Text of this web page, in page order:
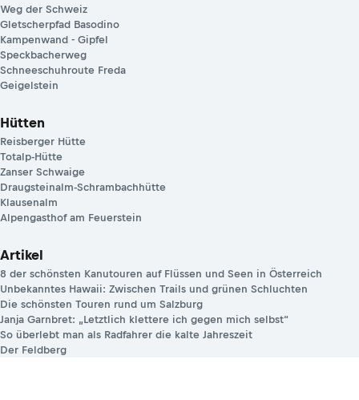
Weg der Schweiz
Gletscherpfad Basodino
Kampenwand - Gipfel
Speckbacherweg
Schneeschuhroute Freda
Geigelstein
Hütten
Reisberger Hütte
Totalp-Hütte
Zanser Schwaige
Draugsteinalm-Schrambachhütte
Klausenalm
Alpengasthof am Feuerstein
Artikel
8 der schönsten Kanutouren auf Flüssen und Seen in Österreich
Unbekanntes Hawaii: Zwischen Trails und grünen Schluchten
Die schönsten Touren rund um Salzburg
Janja Garnbret: „Letztlich klettere ich gegen mich selbst“
So überlebt man als Radfahrer die kalte Jahreszeit
Der Feldberg